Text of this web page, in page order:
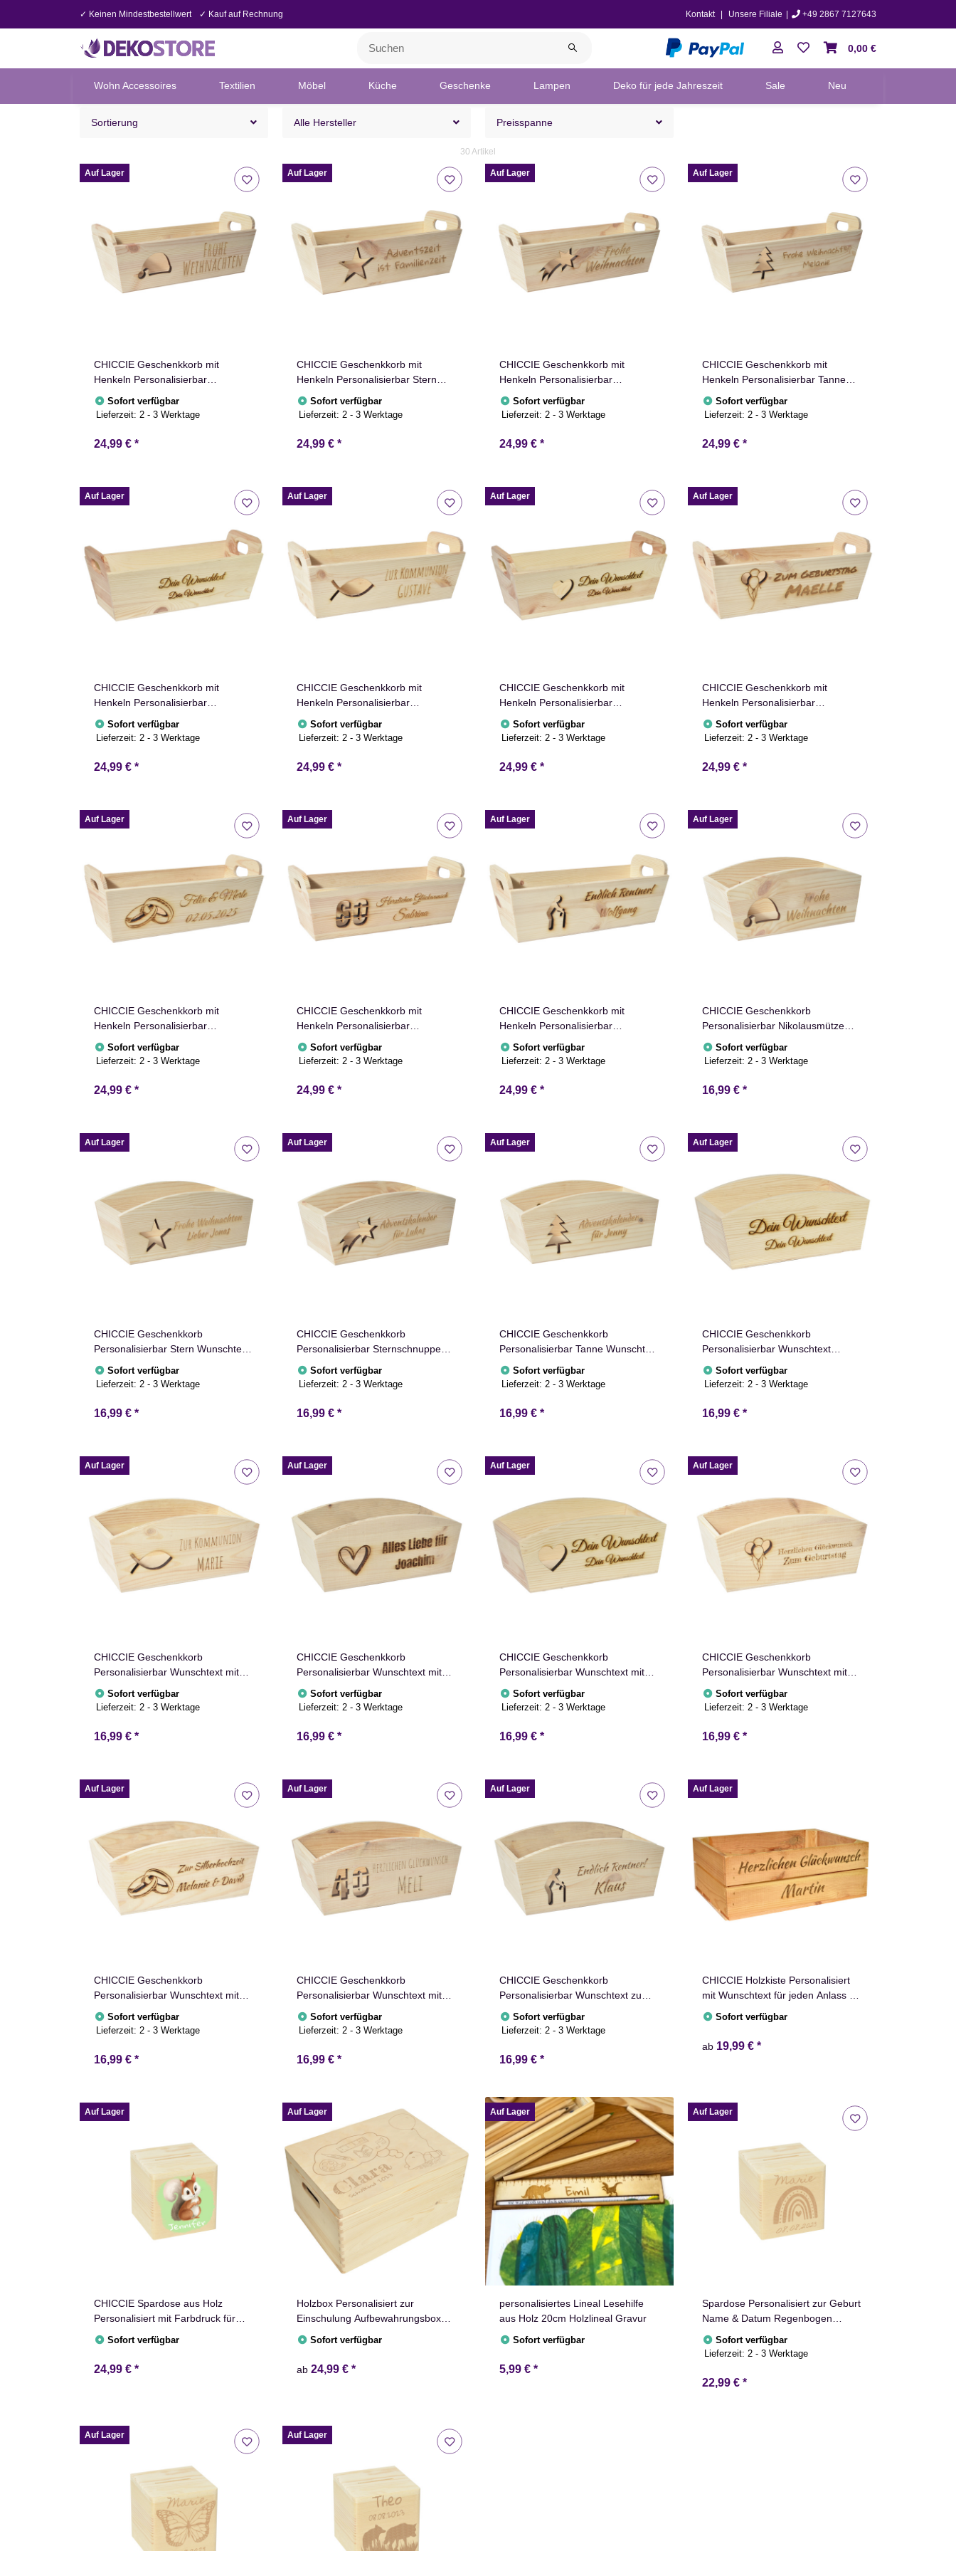
✓ Keinen Mindestbestellwert ✓ Kauf auf Rechnung Kontakt Unsere Filiale +49 2867 7127643
0,00 €
Wohn Accessoires Textilien Möbel Küche Geschenke Lampen Deko für jede Jahreszeit Sale Neu
Sortierung Alle Hersteller Preisspanne
30 Artikel
Auf Lager
CHICCIE Geschenkkorb mit
Henkeln Personalisierbar
Nikolausmütze Wunschtext
35x11x13cm Präsentkorb Holz
Geschenkidee Holzkiste
Weihnachten Weihnachtsstern
Sofort verfügbar
Lieferzeit: 2 - 3 Werktage
24,99 € *
Auf Lager
CHICCIE Geschenkkorb mit
Henkeln Personalisierbar Stern
Wunschtext 35x11x13cm
Präsentkorb Holz Geschenkidee
Holzkiste Weihnachten
Weihnachtsstern Adventskalender
Sofort verfügbar
Lieferzeit: 2 - 3 Werktage
24,99 € *
Auf Lager
CHICCIE Geschenkkorb mit
Henkeln Personalisierbar
Sternschnuppe Wunschtext
35x11x13cm Präsentkorb Holz
Geschenkidee Holzkiste
Weihnachten Weihnachtsstern
Sofort verfügbar
Lieferzeit: 2 - 3 Werktage
24,99 € *
Auf Lager
CHICCIE Geschenkkorb mit
Henkeln Personalisierbar Tanne
Wunschtext 35x11x13cm
Präsentkorb Holz Geschenkidee
Holzkiste Weihnachten
Weihnachtsstern Adventskalender
Sofort verfügbar
Lieferzeit: 2 - 3 Werktage
24,99 € *
Auf Lager
CHICCIE Geschenkkorb mit
Henkeln Personalisierbar
Wunschtext 35x11x13cm
Präsentkorb Holz Geschenkidee
Holzkiste Hochzeit Geburtstag
Ruhestand Personalisierung
Sofort verfügbar
Lieferzeit: 2 - 3 Werktage
24,99 € *
Auf Lager
CHICCIE Geschenkkorb mit
Henkeln Personalisierbar
Wunschtext mit Fisch 35x11x13cm
Präsentkorb Holz Geschenkidee
Holzkiste Taufe Kommunion
Konfirmation
Sofort verfügbar
Lieferzeit: 2 - 3 Werktage
24,99 € *
Auf Lager
CHICCIE Geschenkkorb mit
Henkeln Personalisierbar
Wunschtext mit Herz 35x11x13cm
Präsentkorb Holz Geschenkidee
Holzkiste Hochzeit Geburtstag
Ruhestand Personalisierung
Sofort verfügbar
Lieferzeit: 2 - 3 Werktage
24,99 € *
Auf Lager
CHICCIE Geschenkkorb mit
Henkeln Personalisierbar
Wunschtext mit Luftballons
35x11x13cm Präsentkorb Holz
Geschenkidee Holzkiste
Geburtstag Glückwunsch
Sofort verfügbar
Lieferzeit: 2 - 3 Werktage
24,99 € *
Auf Lager
CHICCIE Geschenkkorb mit
Henkeln Personalisierbar
Wunschtext mit Ringen
35x11x13cm Präsentkorb Holz
Geschenkidee Holzkiste Hochzeit
Verlobung Personalisierung
Sofort verfügbar
Lieferzeit: 2 - 3 Werktage
24,99 € *
Auf Lager
CHICCIE Geschenkkorb mit
Henkeln Personalisierbar
Wunschtext mit Zahl 35x11x13cm
Präsentkorb Holz Geschenkidee
Holzkiste Geburtstag Jubiläum
Personalisierung
Sofort verfügbar
Lieferzeit: 2 - 3 Werktage
24,99 € *
Auf Lager
CHICCIE Geschenkkorb mit
Henkeln Personalisierbar
Wunschtext zum Ruhestand
35x11x13cm Präsentkorb Holz
Geschenkidee Holzkiste
Geburtstag Personalisierung
Sofort verfügbar
Lieferzeit: 2 - 3 Werktage
24,99 € *
Auf Lager
CHICCIE Geschenkkorb
Personalisierbar Nikolausmütze
Wunschtext 24x13x8cm
Abgerundet Präsentkorb Holz
Geschenkidee Holzkiste
Weihnachten Nikolaus
Sofort verfügbar
Lieferzeit: 2 - 3 Werktage
16,99 € *
Auf Lager
CHICCIE Geschenkkorb
Personalisierbar Stern Wunschtext
24x13x8cm Abgerundet
Präsentkorb Holz Geschenkidee
Holzkiste Weihnachten
Weihnachtsstern Adventskalender
Sofort verfügbar
Lieferzeit: 2 - 3 Werktage
16,99 € *
Auf Lager
CHICCIE Geschenkkorb
Personalisierbar Sternschnuppe
Wunschtext 24x13x8cm
Abgerundet Präsentkorb Holz
Geschenkidee Holzkiste
Weihnachten Weihnachtsstern
Sofort verfügbar
Lieferzeit: 2 - 3 Werktage
16,99 € *
Auf Lager
CHICCIE Geschenkkorb
Personalisierbar Tanne Wunschtext
24x13x8cm Abgerundet
Präsentkorb Holz Geschenkidee
Holzkiste Weihnachten
Weihnachtsbaum Adventskalender
Sofort verfügbar
Lieferzeit: 2 - 3 Werktage
16,99 € *
Auf Lager
CHICCIE Geschenkkorb
Personalisierbar Wunschtext
24x13x8cm Abgerundet
Präsentkorb Holz Geschenkidee
Holzkiste Hochzeit Geburtstag
Ruhestand Personalisierung
Sofort verfügbar
Lieferzeit: 2 - 3 Werktage
16,99 € *
Auf Lager
CHICCIE Geschenkkorb
Personalisierbar Wunschtext mit
Fisch 24x13x8cm Abgerundet
Präsentkorb Holz Geschenkidee
Holzkiste Taufe Kommunion
Konfirmation
Sofort verfügbar
Lieferzeit: 2 - 3 Werktage
16,99 € *
Auf Lager
CHICCIE Geschenkkorb
Personalisierbar Wunschtext mit
Herz 24x13x8cm Abgerundet
Präsentkorb Holz Geschenkidee
Holzkiste Hochzeit Geburtstag
Ruhestand Personalisierung
Sofort verfügbar
Lieferzeit: 2 - 3 Werktage
16,99 € *
Auf Lager
CHICCIE Geschenkkorb
Personalisierbar Wunschtext mit
Herz 24x13x8cm Abgerundet
Präsentkorb Holz Geschenkidee
Holzkiste Hochzeit Geburtstag
Ruhestand Personalisierung
Sofort verfügbar
Lieferzeit: 2 - 3 Werktage
16,99 € *
Auf Lager
CHICCIE Geschenkkorb
Personalisierbar Wunschtext mit
Luftballons 24x13x8cm Abgerundet
Präsentkorb Holz Geschenkidee
Holzkiste Geburtstag Abschied
Personalisierung
Sofort verfügbar
Lieferzeit: 2 - 3 Werktage
16,99 € *
Auf Lager
CHICCIE Geschenkkorb
Personalisierbar Wunschtext mit
Ringen 24x13x8cm Abgerundet
Präsentkorb Holz Geschenkidee
Holzkiste Hochzeit Verlobung
Personalisierung
Sofort verfügbar
Lieferzeit: 2 - 3 Werktage
16,99 € *
Auf Lager
CHICCIE Geschenkkorb
Personalisierbar Wunschtext mit
Zahl 24x13x8cm Abgerundet
Präsentkorb Holz Geschenkidee
Holzkiste Runder Geburtstag
Personalisierung
Sofort verfügbar
Lieferzeit: 2 - 3 Werktage
16,99 € *
Auf Lager
CHICCIE Geschenkkorb
Personalisierbar Wunschtext zum
Ruhestand 24x13x8cm Abgerundet
Präsentkorb Holz Geschenkidee
Holzkiste Rente Abschied
Personalisierung
Sofort verfügbar
Lieferzeit: 2 - 3 Werktage
16,99 € *
Auf Lager
CHICCIE Holzkiste Personalisiert
mit Wunschtext für jeden Anlass -
Gravierte Erinnerungskiste
Geburtstag Hochzeit Abschied
Rente Taufe
Sofort verfügbar
ab 19,99 € *
Auf Lager
CHICCIE Spardose aus Holz
Personalisiert mit Farbdruck für
Kinder 10x10cm Kinderspardose
Geburt Taufe Geschenkidee
Geldgeschenk
Sofort verfügbar
24,99 € *
Auf Lager
Holzbox Personalisiert zur
Einschulung Aufbewahrungsbox
Erinnerungskiste
Sofort verfügbar
ab 24,99 € *
Auf Lager
personalisiertes Lineal Lesehilfe
aus Holz 20cm Holzlineal Gravur
Sofort verfügbar
5,99 € *
Auf Lager
Spardose Personalisiert zur Geburt
Name & Datum Regenbogen
10x10cm Holz
Sofort verfügbar
Lieferzeit: 2 - 3 Werktage
22,99 € *
Auf Lager Auf Lager